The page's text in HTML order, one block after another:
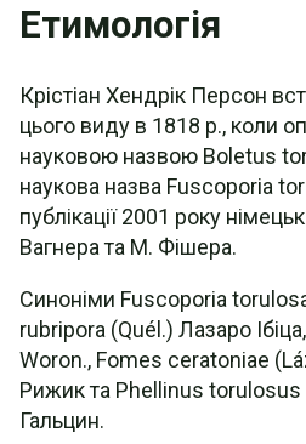
Етимологія
Крістіан Хендрік Персон
цього виду в 1818 р., коли
науковою назвою Boletus
наукова назва Fuscoporia
публікації 2001 року
Вагнера та М. Фішера.
Синоніми Fuscoporia
rubripora (Quél.) Лазаро
Woron., Fomes ceratoniae
Рижик та Phellinus
Гальцин.